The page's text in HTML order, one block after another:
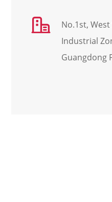

No.1st,
Industrial
Guangdong